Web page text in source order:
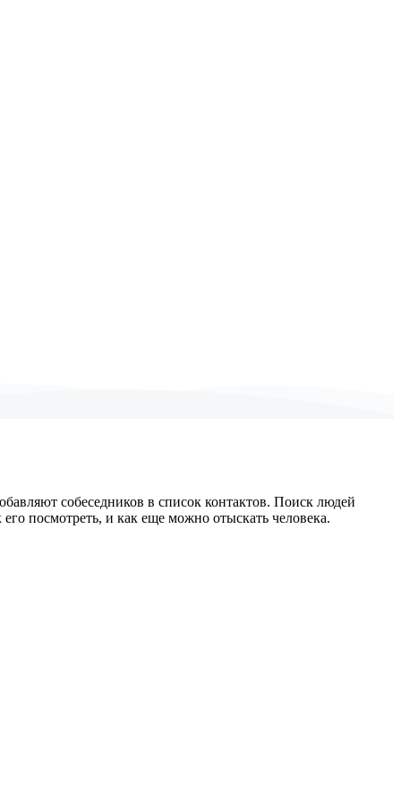
собеседников в список контактов. Поиск людей
посмотреть, и как еще можно отыскать человека.